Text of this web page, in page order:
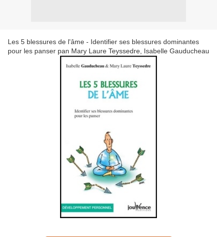
Les 5 blessures de l'âme - Identifier ses blessures dominantes
pour les panser pan Mary Laure Teyssedre, Isabelle Gauducheau